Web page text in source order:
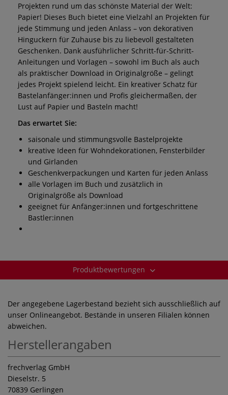
Projekten rund um das schönste Material der Welt:
Papier! Dieses Buch bietet eine Vielzahl an Projekten für
jede Stimmung und jeden Anlass – von dekorativen
Hinguckern für Zuhause bis zu liebevoll gestalteten
Geschenken. Dank ausführlicher Schritt-für-Schritt-
Anleitungen und Vorlagen – sowohl im Buch als auch
als praktischer Download in Originalgröße – gelingt
jedes Projekt spielend leicht. Ein kreativer Schatz für
Bastelanfänger:innen und Profis gleichermaßen, der
Lust auf Papier und Basteln macht!
Das erwartet Sie:
saisonale und stimmungsvolle Bastelprojekte
kreative Ideen für Wohndekorationen, Fensterbilder
und Girlanden
Geschenkverpackungen und Karten für jeden Anlass
alle Vorlagen im Buch und zusätzlich in
Originalgröße als Download
geeignet für Anfänger:innen und fortgeschrittene
Bastler:innen
Produktbewertungen
Der angegebene Lagerbestand bezieht sich ausschließlich auf
unser Onlineangebot. Bestände in unseren Filialen können
abweichen.
Herstellerangaben
frechverlag GmbH
Dieselstr. 5
70839 Gerlingen